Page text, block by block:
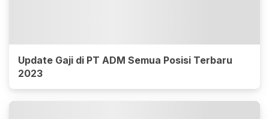
Update Gaji di PT ADM Semua Posisi Terbaru
2023